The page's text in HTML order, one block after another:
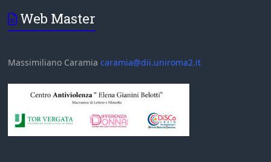
Web Master
Massimiliano Caramiacaramia@dii.uniroma2.it